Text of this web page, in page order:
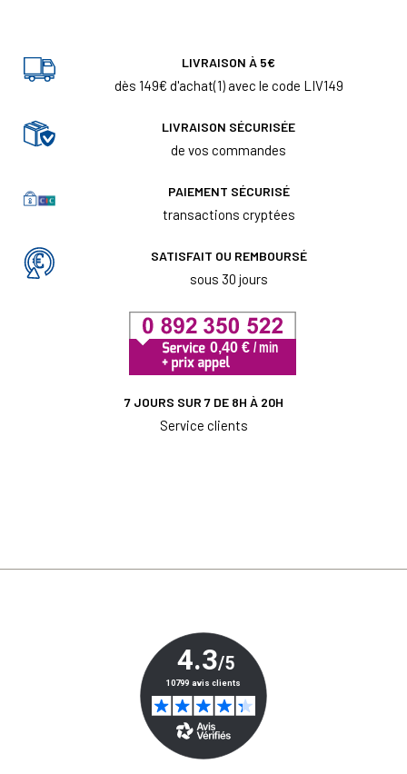
LIVRAISON À 5€
dès 149€ d'achat(1) avec le code LIV149
LIVRAISON SÉCURISÉE
de vos commandes
PAIEMENT SÉCURISÉ
transactions cryptées
SATISFAIT OU REMBOURSÉ
sous 30 jours
7 JOURS SUR 7 DE 8H À 20H
Service clients